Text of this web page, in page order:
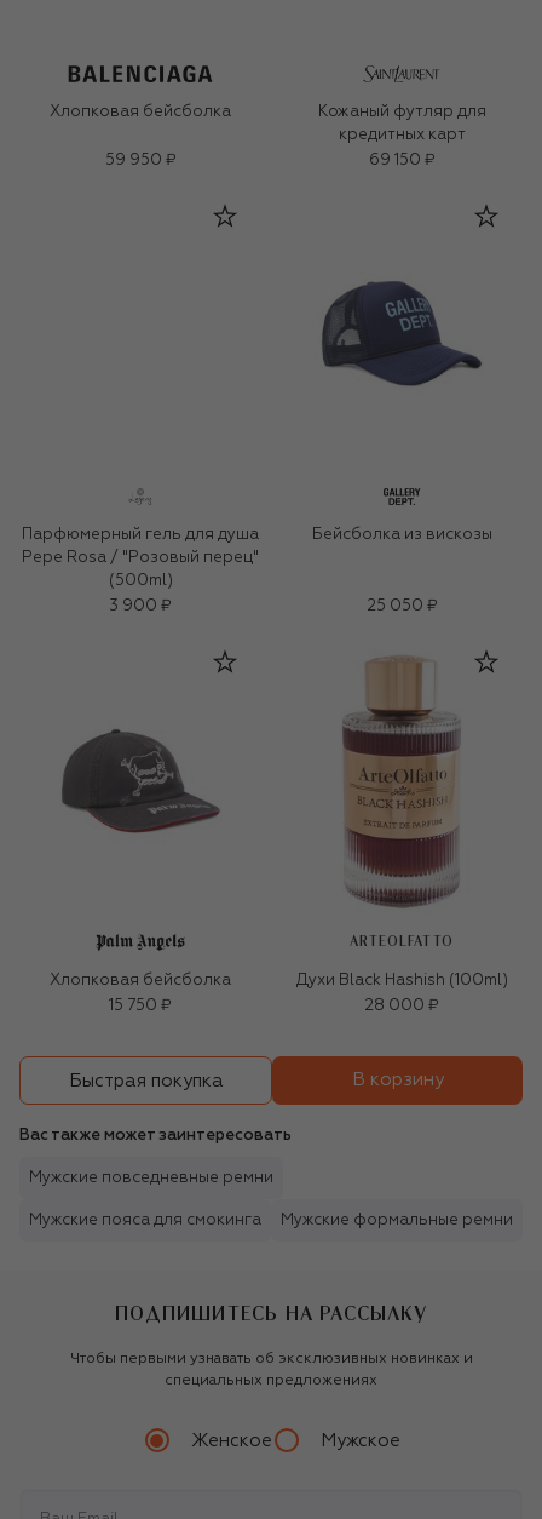
Хлопковая бейсболка
59 950 ₽
Кожаный футляр для
кредитных карт
69 150 ₽
Парфюмерный гель для душа
Pepe Rosa / "Розовый перец"
(500ml)
3 900 ₽
Бейсболка из вискозы
25 050 ₽
Хлопковая бейсболка
15 750 ₽
ARTEOLFATTO
Духи Black Hashish (100ml)
28 000 ₽
Быстрая покупка В корзину
Вас также может заинтересовать
Мужские повседневные ремни
Мужские пояса для смокинга Мужские формальные ремни
ПОДПИШИТЕСЬ НА РАССЫЛКУ
Чтобы первыми узнавать об эксклюзивных новинках и
специальных предложениях
Женское Мужское